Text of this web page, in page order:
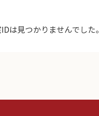
は見つかりませんでした。